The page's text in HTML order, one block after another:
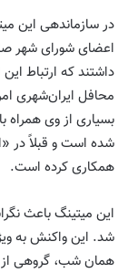
در سازماندهی این
اعضای شورای شهر
محافل ایران‌شهری
بسیاری از وی
همکاری کرده است.
این میتینگ باعث
شد. این واکنش به
همان شب، گروهی از